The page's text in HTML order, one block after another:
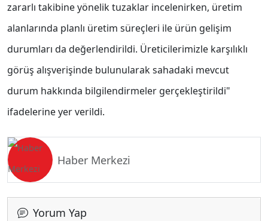
zararlı takibine yönelik tuzaklar incelenirken, üretim
alanlarında planlı üretim süreçleri ile ürün gelişim
durumları da değerlendirildi. Üreticilerimizle karşılıklı
görüş alışverişinde bulunularak sahadaki mevcut
durum hakkında bilgilendirmeler gerçekleştirildi"
ifadelerine yer verildi.
Haber Merkezi
Yorum Yap